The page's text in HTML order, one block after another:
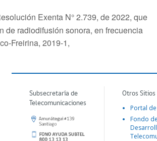
Exenta N° 2.739, de 2022, que
de radiodifusión sonora, en frecuencia
Freirina, 2019-1,
Subsecretaría de
Telecomunicaciones
Otros
Portal
Fondo